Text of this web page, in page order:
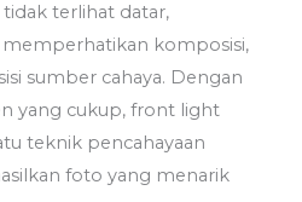
terlihat datar,
komposisi,
sumber cahaya. Dengan
yang cukup, front light
teknik pencahayaan
foto yang menarik